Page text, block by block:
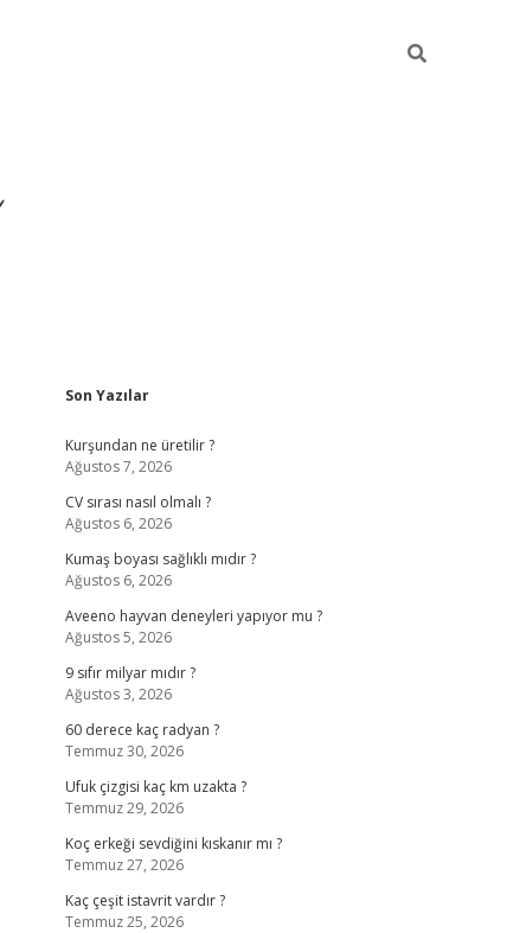
Sidebar
Son Yazılar
Kurşundan ne üretilir ?
Ağustos 7, 2026
CV sırası nasıl olmalı ?
Ağustos 6, 2026
Kumaş boyası sağlıklı mıdır ?
Ağustos 6, 2026
Aveeno hayvan deneyleri yapıyor mu ?
Ağustos 5, 2026
9 sıfır milyar mıdır ?
Ağustos 3, 2026
60 derece kaç radyan ?
Temmuz 30, 2026
Ufuk çizgisi kaç km uzakta ?
Temmuz 29, 2026
Koç erkeği sevdiğini kıskanır mı ?
Temmuz 27, 2026
Kaç çeşit istavrit vardır ?
Temmuz 25, 2026